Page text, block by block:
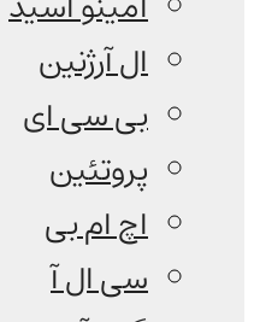
ال آرژنین
بی سی ای
پروتئین
اچ ام بی
سی ال آ